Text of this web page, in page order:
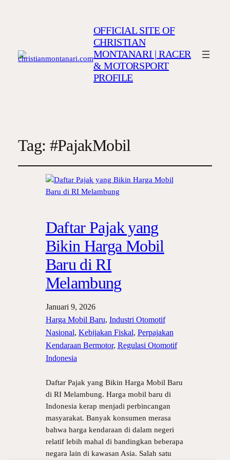
OFFICIAL SITE OF
CHRISTIAN
MONTANARI | RACER
& MOTORSPORT
PROFILE
Tag: #PajakMobil
Daftar Pajak yang
Bikin Harga Mobil
Baru di RI
Melambung
Januari 9, 2026
Harga Mobil Baru, Industri Otomotif
Nasional, Kebijakan Fiskal, Perpajakan
Kendaraan Bermotor, Regulasi Otomotif
Indonesia
Daftar Pajak yang Bikin Harga Mobil Baru
di RI Melambung. Harga mobil baru di
Indonesia kerap menjadi perbincangan
masyarakat. Banyak konsumen merasa
bahwa harga kendaraan di dalam negeri
relatif lebih mahal di bandingkan beberapa
negara lain di kawasan Asia. Salah satu